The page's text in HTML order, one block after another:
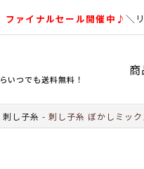
ファイナルセール開催中♪＼
いつでも送料無料！
刺し子糸 刺し子糸 ぼかしミッ